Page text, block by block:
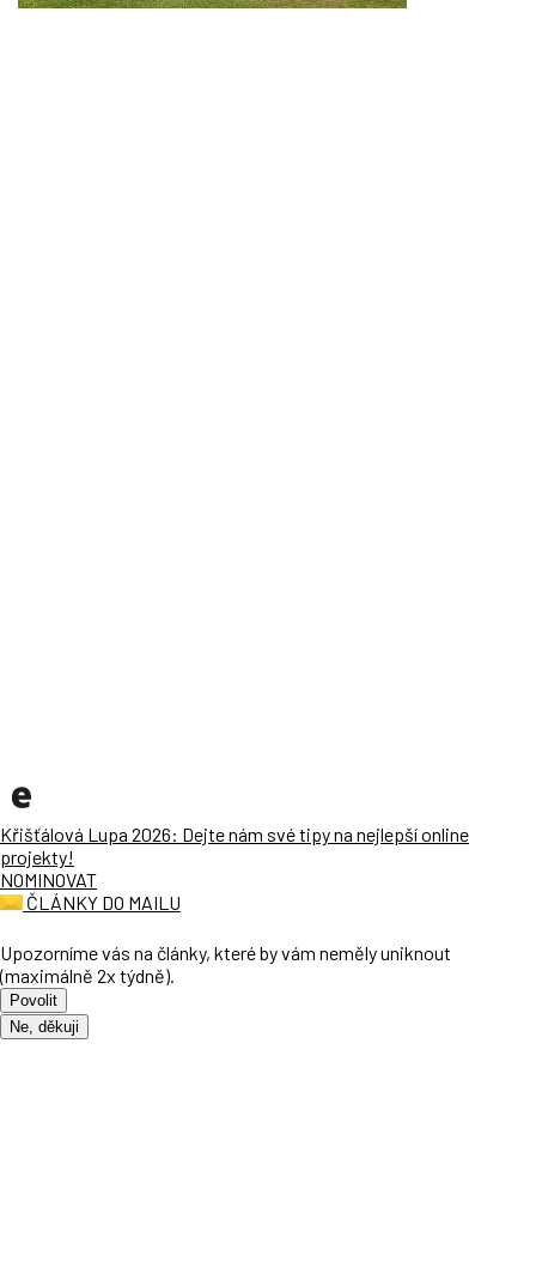
Křišťálová Lupa 2026: Dejte nám své tipy na nejlepší online
projekty!
NOMINOVAT
ČLÁNKY DO MAILU
Upozorníme vás na články, které by vám neměly uniknout
(maximálně 2x týdně).
Povolit
Ne, děkuji